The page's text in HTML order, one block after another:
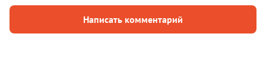
Написать комментарий